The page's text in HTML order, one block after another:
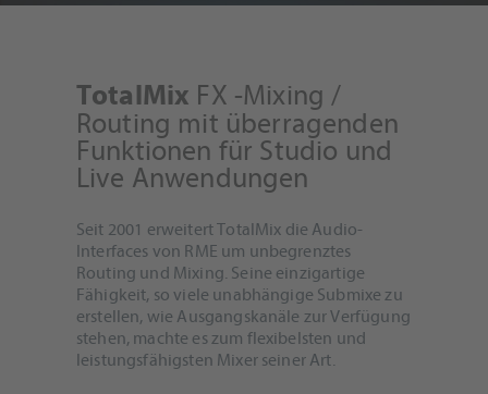
TotalMix FX -Mixing /
Routing mit überragenden
Funktionen für Studio und
Live Anwendungen
Seit 2001 erweitert TotalMix die Audio-
Interfaces von RME um unbegrenztes
Routing und Mixing. Seine einzigartige
Fähigkeit, so viele unabhängige Submixe zu
erstellen, wie Ausgangskanäle zur Verfügung
stehen, machte es zum flexibelsten und
leistungsfähigsten Mixer seiner Art.